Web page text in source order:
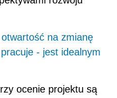
na zmianę
- jest idealnym
ocenie projektu są